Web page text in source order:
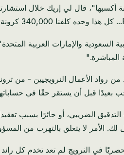
والإمارات العربية
المباشرة."
من رواد الأعمال النرويجيين - من
بعيدًا قبل أن يستقر حقًا في
الأمر لا يتعلق بالتهرب من
في النرويج لم تعد تخدم كل